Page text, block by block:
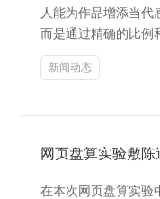
人能为作品增添当代
而是通过精确的比例
新闻动态
网页盘算实验敷陈
在本次网页盘算实验